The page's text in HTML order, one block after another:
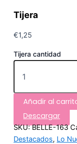
Tijera
€1,25
Tijera cantidad
Añadir al
Descargar
SKU:BELLE-163
Destacados, Lo